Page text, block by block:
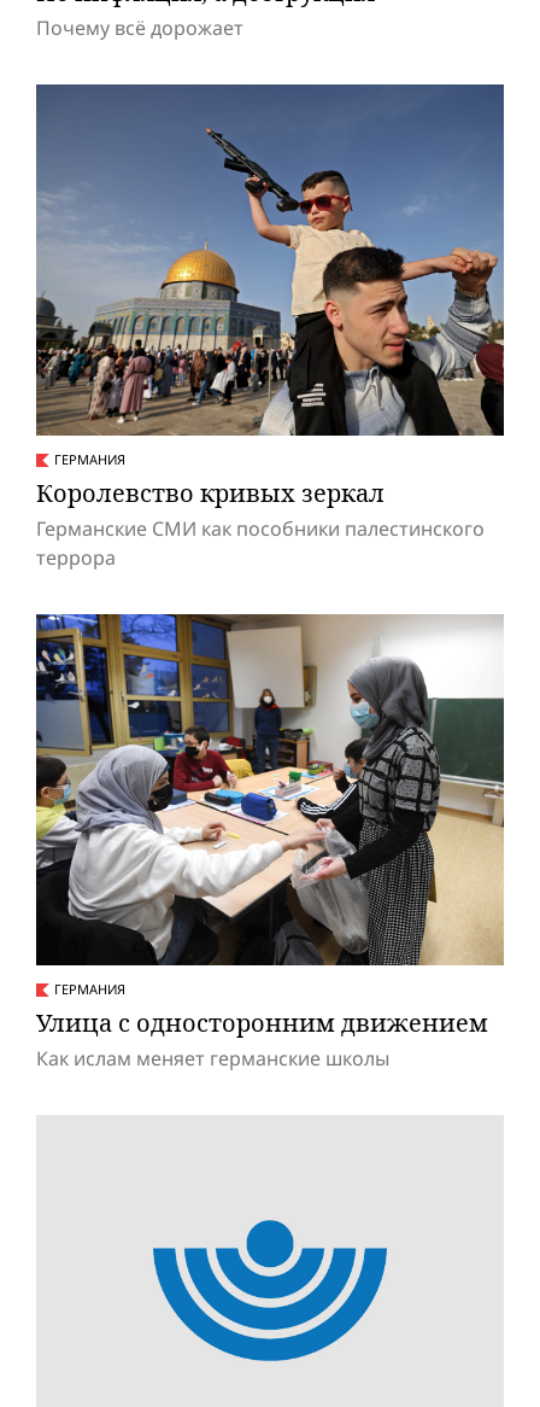
Почему всё дорожает
ГЕРМАНИЯ
Королевство кривых зеркал
Германские СМИ как пособники палестинского
террора
ГЕРМАНИЯ
Улица с односторонним движением
Как ислам меняет германские школы